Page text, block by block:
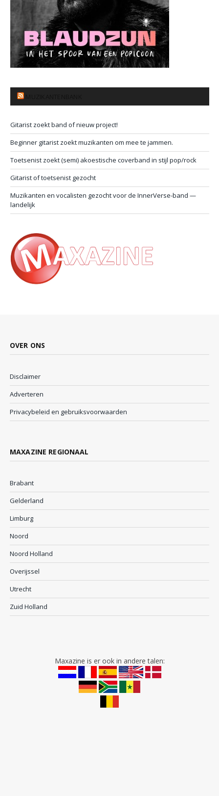
Gitarist zoekt band of nieuw project!
Beginner gitarist zoekt muzikanten om mee te jammen.
Toetsenist zoekt (semi) akoestische coverband in stijl pop/rock
Gitarist of toetsenist gezocht
Muzikanten en vocalisten gezocht voor de InnerVerse-band —
landelijk
OVER ONS
Disclaimer
Adverteren
Privacybeleid en gebruiksvoorwaarden
MAXAZINE REGIONAAL
Brabant
Gelderland
Limburg
Noord
Noord Holland
Overijssel
Utrecht
Zuid Holland
Maxazine is er ook in andere talen: